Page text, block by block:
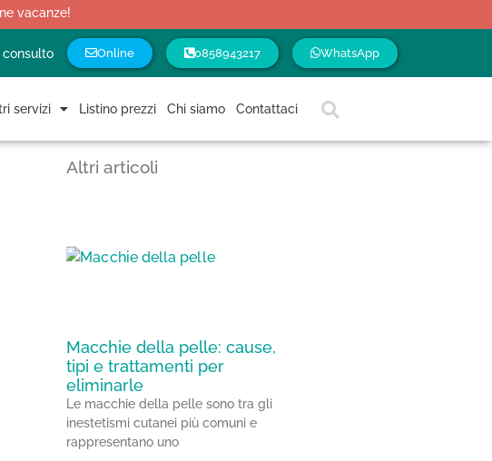
vacanze!
consulto Online 0858943217 WhatsApp
servizi Listino prezzi Chi siamo Contattaci
Altri articoli
Macchie della pelle: cause,
tipi e trattamenti per
eliminarle
Le macchie della pelle sono tra gli
inestetismi cutanei più comuni e
rappresentano uno